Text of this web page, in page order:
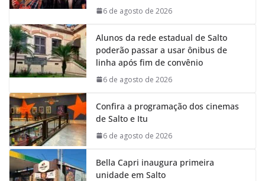
6 de agosto de 2026
Alunos da rede estadual de Salto
poderão passar a usar ônibus de
linha após fim de convênio
6 de agosto de 2026
Confira a programação dos cinemas
de Salto e Itu
6 de agosto de 2026
Bella Capri inaugura primeira
unidade em Salto